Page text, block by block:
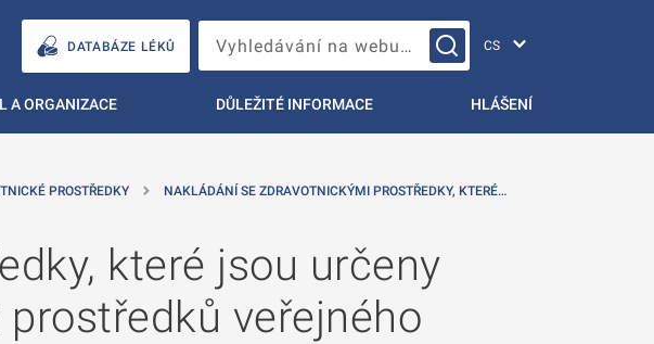
DATABÁZE LÉKŮ Vyhledávání na webu…
A ORGANIZACE DŮLEŽITÉ INFORMACE HLÁŠENÍ
PROSTŘEDKY NAKLÁDÁNÍ SE ZDRAVOTNICKÝMI PROSTŘEDKY, KTERÉ…
které jsou určeny
veřejného